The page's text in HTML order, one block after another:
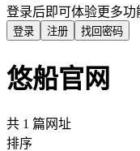
登录后即可体验更多功
登录 注册 找回密码
悠船官网
共 1 篇网址
排序